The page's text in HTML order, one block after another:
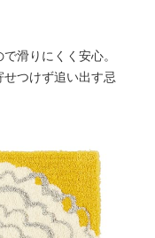
滑りにくく安心。
せつけず追い出す忌